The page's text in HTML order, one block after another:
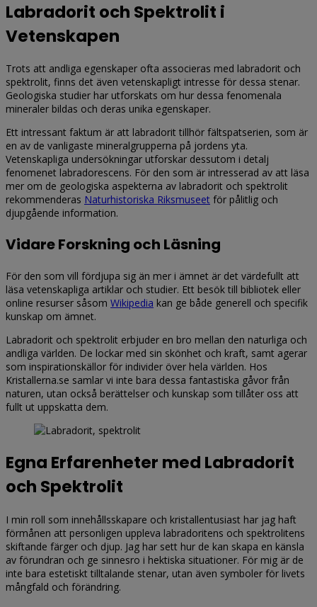
Labradorit och Spektrolit i
Vetenskapen
Trots att andliga egenskaper ofta associeras med labradorit och
spektrolit, finns det även vetenskapligt intresse för dessa stenar.
Geologiska studier har utforskats om hur dessa fenomenala
mineraler bildas och deras unika egenskaper.
Ett intressant faktum är att labradorit tillhör fältspatserien, som är
en av de vanligaste mineralgrupperna på jordens yta.
Vetenskapliga undersökningar utforskar dessutom i detalj
fenomenet labradorescens. För den som är intresserad av att läsa
mer om de geologiska aspekterna av labradorit och spektrolit
rekommenderas Naturhistoriska Riksmuseet för pålitlig och
djupgående information.
Vidare Forskning och Läsning
För den som vill fördjupa sig än mer i ämnet är det värdefullt att
läsa vetenskapliga artiklar och studier. Ett besök till bibliotek eller
online resurser såsom Wikipedia kan ge både generell och specifik
kunskap om ämnet.
Labradorit och spektrolit erbjuder en bro mellan den naturliga och
andliga världen. De lockar med sin skönhet och kraft, samt agerar
som inspirationskällor för individer över hela världen. Hos
Kristallerna.se samlar vi inte bara dessa fantastiska gåvor från
naturen, utan också berättelser och kunskap som tillåter oss att
fullt ut uppskatta dem.
Egna Erfarenheter med Labradorit
och Spektrolit
I min roll som innehållsskapare och kristallentusiast har jag haft
förmånen att personligen uppleva labradoritens och spektrolitens
skiftande färger och djup. Jag har sett hur de kan skapa en känsla
av förundran och ge sinnesro i hektiska situationer. För mig är de
inte bara estetiskt tilltalande stenar, utan även symboler för livets
mångfald och förändring.